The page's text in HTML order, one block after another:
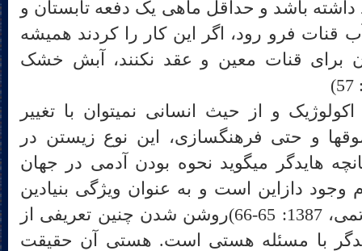
باشد و حداقل ماهی یک دفعه تابستان و
فرو رود، اگر این کار را کردند همیشه
قنات معین و عقد نکنند، آبش خشک
از این جهت فارغ از مباحث اکولوژیک و از حیث انسانی نمی‎توان با تغییر
تحمیلی مناسبات یا ارائه مشوق‎ها و حتی فرهنگ‎سازی، این نوع زیستن در
جهان را دوباره زنده کرد. چنانچه هایدگر می‎گوید نحوه بودن آدمی در جهان
دازاین است و به عنوان ویژگی بنیادین
هرگز از او سلب نمی‎گردد. (خاتمی، 1387: 65-66)روشن شدن چنین تعریفی از
با مسئله هستی است. هستی آن حقیقت